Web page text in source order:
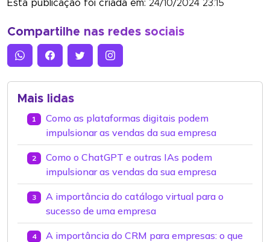
Está publicação foi criada em: 24/10/2024 23:15
Compartilhe nas redes sociais
Mais lidas
1
Como as plataformas digitais podem
impulsionar as vendas da sua empresa
2
Como o ChatGPT e outras IAs podem
impulsionar as vendas da sua empresa
3
A importância do catálogo virtual para o
sucesso de uma empresa
4
A importância do CRM para empresas: o que